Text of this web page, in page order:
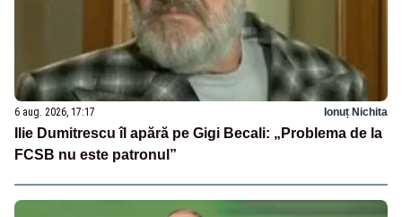
6 aug. 2026, 17:17 Ionuț Nichita
Ilie Dumitrescu îl apără pe Gigi Becali: „Problema de la
FCSB nu este patronul”